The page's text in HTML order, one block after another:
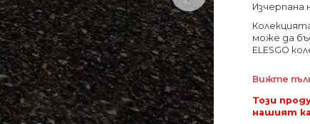
Изчерпана
може да
ELESGO
Вижте
Този
нашият